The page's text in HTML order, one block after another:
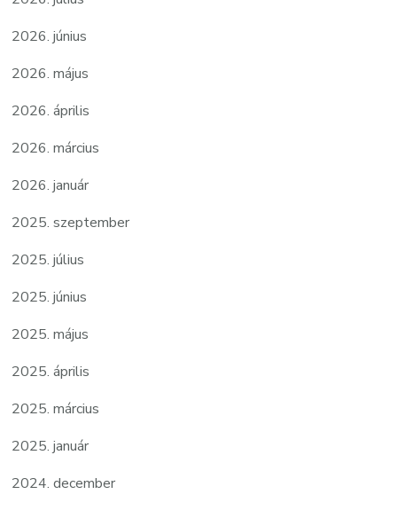
2026. június
2026. május
2026. április
2026. március
2026. január
2025. szeptember
2025. július
2025. június
2025. május
2025. április
2025. március
2025. január
2024. december